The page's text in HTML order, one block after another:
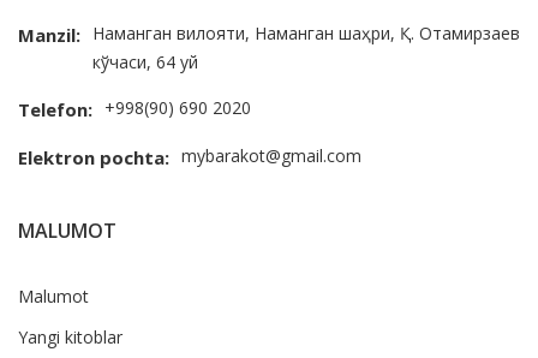
Manzil: Наманган вилояти, Наманган шаҳри, Қ. Отамирзаев
кўчаси, 64 уй
Telefon: +998(90) 690 2020
Elektron pochta: mybarakot@gmail.com
MALUMOT
Malumot
Yangi kitoblar